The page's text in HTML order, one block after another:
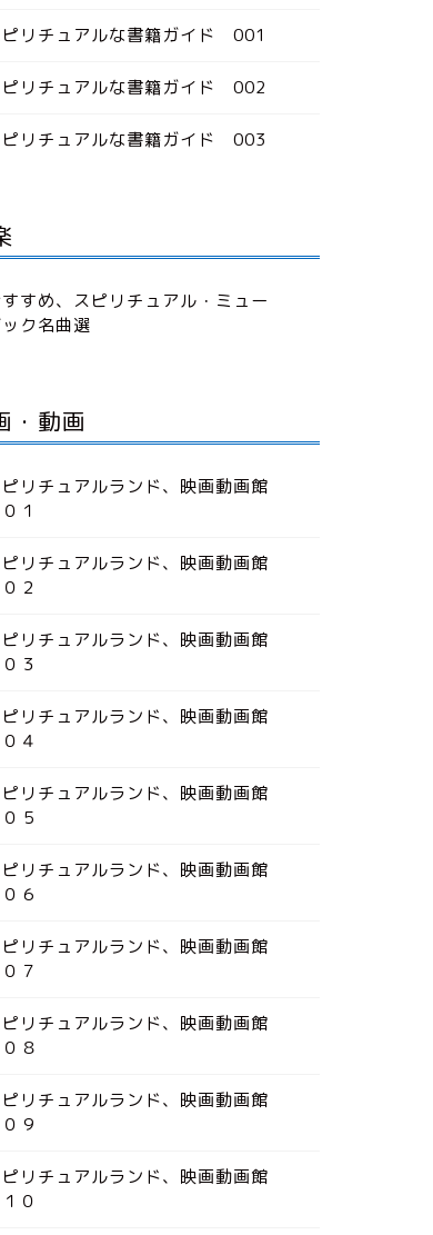
ピリチュアルな書籍ガイド 001
ピリチュアルな書籍ガイド 002
ピリチュアルな書籍ガイド 003
すめ、スピリチュアル・ミュー
ク名曲選
・動画
ピリチュアルランド、映画動画館
１
ピリチュアルランド、映画動画館
２
ピリチュアルランド、映画動画館
３
ピリチュアルランド、映画動画館
４
ピリチュアルランド、映画動画館
５
ピリチュアルランド、映画動画館
６
ピリチュアルランド、映画動画館
７
ピリチュアルランド、映画動画館
８
ピリチュアルランド、映画動画館
９
ピリチュアルランド、映画動画館
０